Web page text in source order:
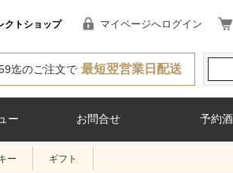
クトショップ マイページへログイン
迄のご注文で 最短翌営業日配送
ー お問合せ 予約酒
ー ギフト